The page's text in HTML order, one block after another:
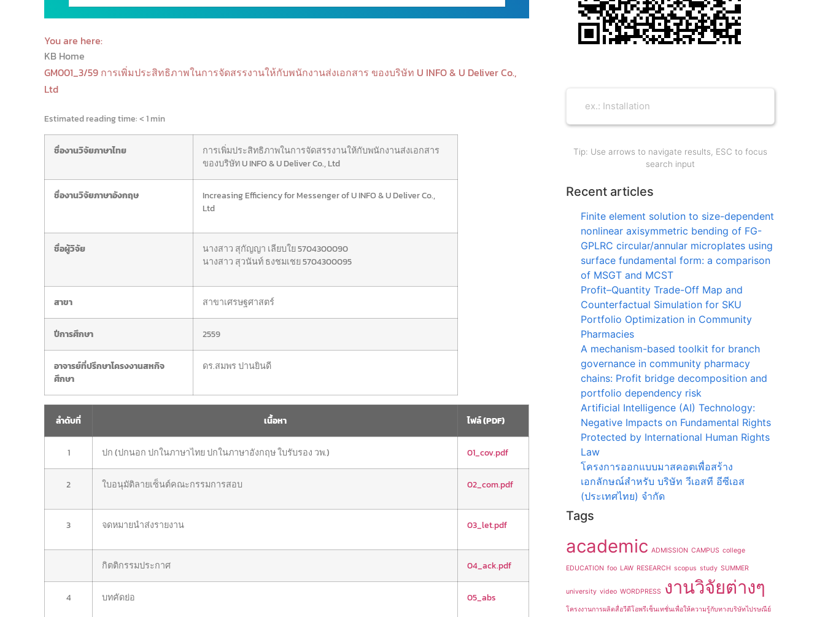
You are here:
KB Home
GM001_3/59 การเพิ่มประสิทธิภาพในการจัดสรรงานให้กับพนักงานส่งเอกสาร ของบริษัท U INFO & U Deliver Co.,
Ltd
Estimated reading time:< 1 min
ชื่องานวิจัยภาษาไทย
การเพิ่มประสิทธิภาพในการจัดสรรงานให้กับพนักงานส่งเอกสาร
ของบริษัท U INFO & U Deliver Co., Ltd
ชื่องานวิจัยภาษาอังกฤษ
Increasing Efficiency for Messenger of U INFO & U Deliver Co.,
Ltd
ชื่อผู้วิจัย
นางสาว สุกัญญา เลียบใย 5704300090
นางสาว สุวนันท์ ธงชมเชย 5704300095
สาขา สาขาเศรษฐศาสตร์
ปีการศึกษา 2559
อาจารย์ที่ปรึกษาโครงงานสหกิจ
ศึกษา
ดร.สมพร ปานยินดี
ลำดับที่ เนื้อหา ไฟล์ (PDF)
1 ปก (ปกนอก ปกในภาษาไทย ปกในภาษาอังกฤษ ใบรับรอง วพ.) 01_cov.pdf
2 ใบอนุมัติลายเซ็นต์คณะกรรมการสอบ 02_com.pdf
3 จดหมายนำส่งรายงาน 03_let.pdf
กิตติกรรมประกาศ 04_ack.pdf
4 บทคัดย่อ 05_abs
Tip: Use arrows to navigate results, ESC to focus
search input
Recent articles
Finite element solution to size-dependent
nonlinear axisymmetric bending of FG-
GPLRC circular/annular microplates using
surface fundamental form: a comparison
of MSGT and MCST
Profit–Quantity Trade-Off Map and
Counterfactual Simulation for SKU
Portfolio Optimization in Community
Pharmacies
A mechanism-based toolkit for branch
governance in community pharmacy
chains: Profit bridge decomposition and
portfolio dependency risk
Artificial Intelligence (AI) Technology:
Negative Impacts on Fundamental Rights
Protected by International Human Rights
Law
โครงการออกแบบมาสคอตเพื่อสร้าง
เอกลักษณ์สำหรับ บริษัท วีเอสที อีซีเอส
(ประเทศไทย) จำกัด
Tags
academic ADMISSION CAMPUS college
EDUCATION foo LAW RESEARCH scopus study SUMMER
university video WORDPRESS งานวิจัยต่างๆ
โครงงานการผลิตสื่อวีดีโอพรีเซ็นเทชั่นเพื่อให้ความรู้กับทางบริษัทไปรษณีย์